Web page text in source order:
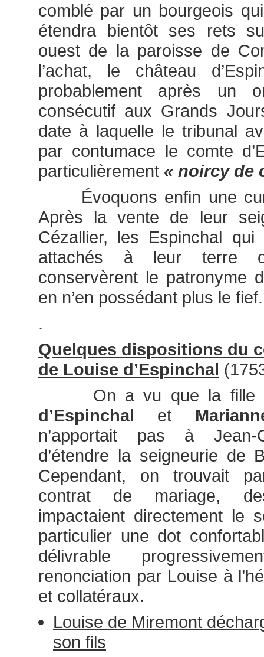
comblé par un bourgeois
étendra bientôt ses rets
ouest de la paroisse de
l’achat, le château
probablement après un
consécutif aux Grands
date à laquelle le tribunal
par contumace le comte
particulièrement « noircy de
Évoquons enfin une
Après la vente de leur
Cézallier, les Espinchal
attachés à leur terre
conservèrent le patronyme
en n’en possédant plus le fief.
.
Quelques dispositions du
de Louise d’Espinchal
On a vu que la fille
d’Espinchal et
n’apportait pas à Jean-
d’étendre la seigneurie de
Cependant, on trouvait
contrat de mariage,
impactaient directement le
particulier une dot
délivrable
renonciation par Louise à
et collatéraux.
Louise de Miremont
son fils